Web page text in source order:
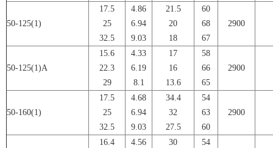
50-125(1)
17.5
25
32.5
4.86
6.94
9.03
21.5
20
18
60
68
67
2900
50-125(1)A
15.6
22.3
29
4.33
6.19
8.1
17
16
13.6
58
66
65
2900
50-160(1)
17.5
25
32.5
4.68
6.94
9.03
34.4
32
27.5
54
63
60
2900
16.4
4.56
30
54